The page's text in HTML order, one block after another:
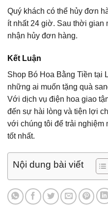
Quý khách có thể hủy đơn
ít nhất 24 giờ. Sau thời gian
nhận hủy đơn hàng.
Kết Luận
Shop Bó Hoa Bằng Tiền tại
những ai muốn tặng quà
Với dịch vụ điện hoa giao
đến sự hài lòng và tiện lợi
với chúng tôi để trải nghiệm
tốt nhất.
Nội dung bài viết